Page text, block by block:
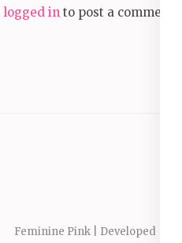
logged in to post a comment.
Feminine Pink | Developed